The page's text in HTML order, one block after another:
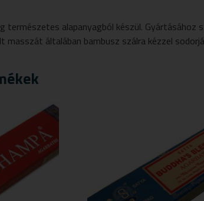
természetes alapanyagból készül.
masszát általában bambusz szálra kézzel